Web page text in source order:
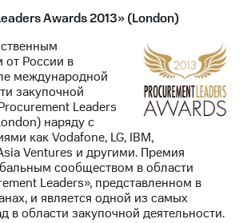
Awards 2013» (London)
от России в
международной
закупочной
Leaders
наряду с
как Vodafone, LG, IBM,
Ventures и другими. Премия
сообществом в области
Leaders», представленном в
и является одной из самых
в области закупочной деятельности.